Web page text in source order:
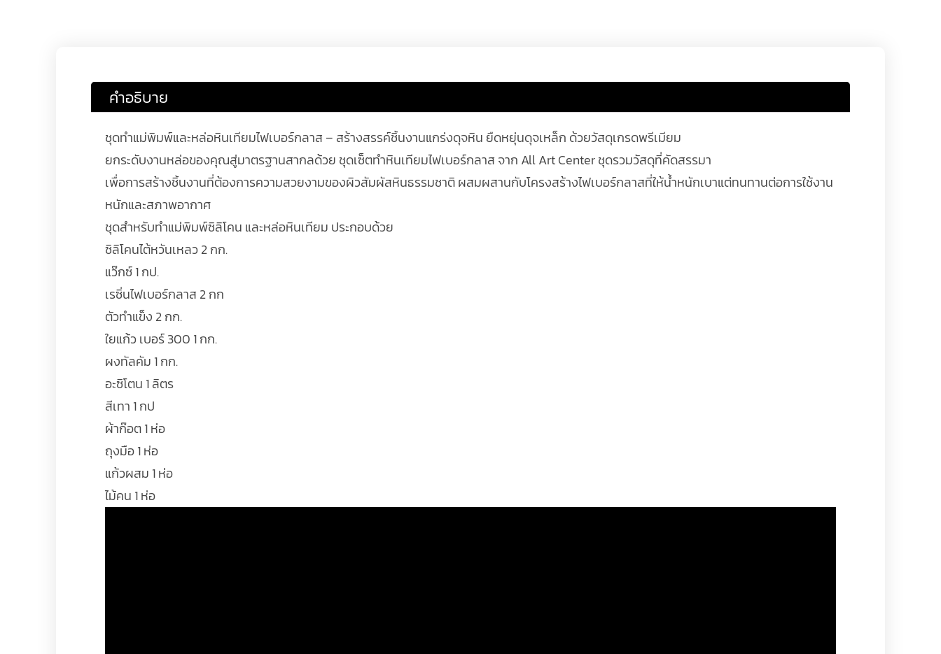
คำอธิบาย
ชุดทำแม่พิมพ์และหล่อหินเทียมไฟเบอร์กลาส – สร้างสรรค์ชิ้นงานแกร่งดุจหิน ยืดหยุ่นดุจเหล็ก ด้วยวัสดุเกรดพรีเมียม
ยกระดับงานหล่อของคุณสู่มาตรฐานสากลด้วย ชุดเซ็ตทำหินเทียมไฟเบอร์กลาส จาก All Art Center ชุดรวมวัสดุที่คัดสรรมา
เพื่อการสร้างชิ้นงานที่ต้องการความสวยงามของผิวสัมผัสหินธรรมชาติ ผสมผสานกับโครงสร้างไฟเบอร์กลาสที่ให้น้ำหนักเบาแต่ทนทานต่อการใช้งาน
หนักและสภาพอากาศ
ชุดสำหรับทำแม่พิมพ์ซิลิโคน และหล่อหินเทียม ประกอบด้วย
ซิลิโคนไต้หวันเหลว 2 กก.
แว๊กซ์ 1 กป.
เรซิ่นไฟเบอร์กลาส 2 กก
ตัวทำแข็ง 2 กก.
ใยแก้ว เบอร์ 300 1 กก.
ผงทัลคัม 1 กก.
อะซิโตน 1 ลิตร
สีเทา 1 กป
ผ้าก๊อต 1 ห่อ
ถุงมือ 1 ห่อ
แก้วผสม 1 ห่อ
ไม้คน 1 ห่อ